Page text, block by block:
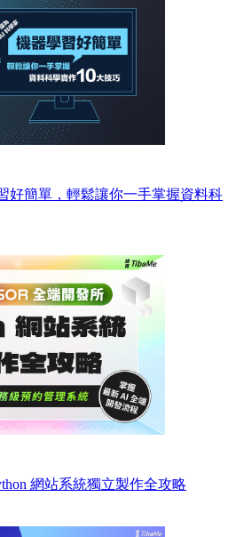
好簡單，輕鬆讓你一手掌握資料科
網站系統獨立製作全攻略